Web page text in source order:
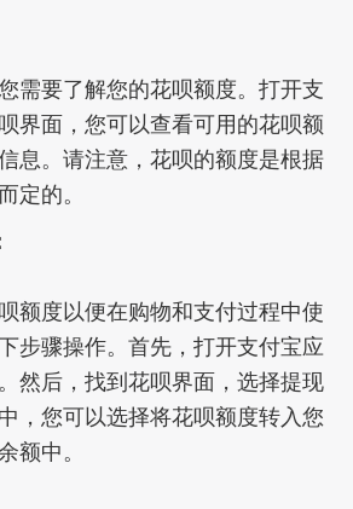
需要了解您的花呗额度。打开支
界面，您可以查看可用的花呗额
息。请注意，花呗的额度是根据
定的。
额度以便在购物和支付过程中使
步骤操作。首先，打开支付宝应
然后，找到花呗界面，选择提现
，您可以选择将花呗额度转入您
额中。